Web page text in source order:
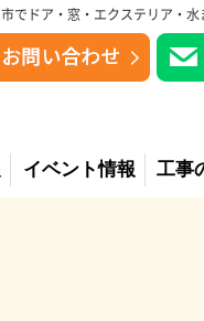
でドア・窓・エクステリア・
イベント情報 工事